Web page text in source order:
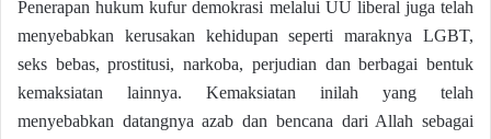
Penerapan hukum kufur demokrasi melalui UU liberal juga telah
menyebabkan kerusakan kehidupan seperti maraknya LGBT,
seks bebas, prostitusi, narkoba, perjudian dan berbagai bentuk
kemaksiatan lainnya. Kemaksiatan inilah yang telah
menyebabkan datangnya azab dan bencana dari Allah sebagai